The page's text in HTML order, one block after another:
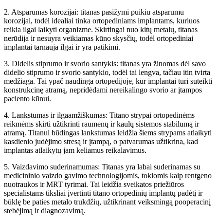
2. Atsparumas korozijai: titanas pasižymi puikiu atsparumu
korozijai, todėl idealiai tinka ortopediniams implantams, kuriuos
reikia ilgai laikyti organizme. Skirtingai nuo kitų metalų, titanas
nerūdija ir nesuyra veikiamas kūno skysčių, todėl ortopediniai
implantai tarnauja ilgai ir yra patikimi.
3. Didelis stiprumo ir svorio santykis: titanas yra žinomas dėl savo
didelio stiprumo ir svorio santykio, todėl tai lengva, tačiau itin tvirta
medžiaga. Tai ypač naudinga ortopedijoje, kur implantai turi suteikti
konstrukcinę atramą, nepridėdami nereikalingo svorio ar įtampos
paciento kūnui.
4. Lankstumas ir ilgaamžiškumas: Titano strypai ortopedinėms
reikmėms skirti užtikrinti raumenų ir kaulų sistemos stabilumą ir
atramą. Titanui būdingas lankstumas leidžia šiems strypams atlaikyti
kasdienio judėjimo stresą ir įtampą, o patvarumas užtikrina, kad
implantas atlaikytų jam keliamus reikalavimus.
5. Vaizdavimo suderinamumas: Titanas yra labai suderinamas su
medicininio vaizdo gavimo technologijomis, tokiomis kaip rentgeno
nuotraukos ir MRT tyrimai. Tai leidžia sveikatos priežiūros
specialistams tiksliai įvertinti titano ortopedinių implantų padėtį ir
būklę be paties metalo trukdžių, užtikrinant veiksmingą pooperacinį
stebėjimą ir diagnozavimą.